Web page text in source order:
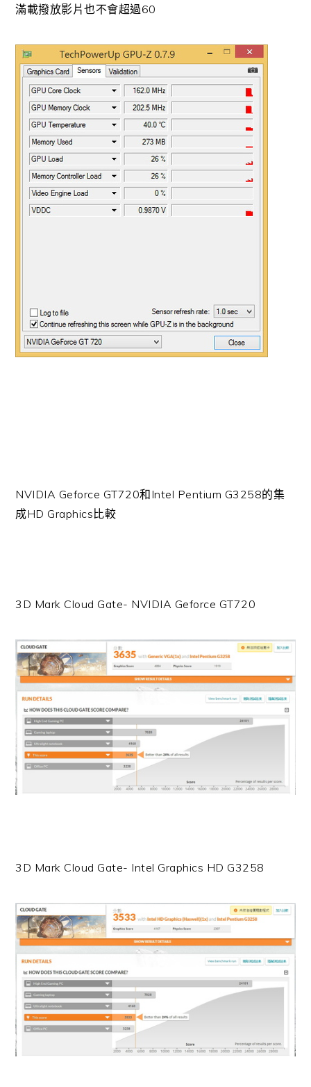
滿載撥放影片也不會超過60
NVIDIA Geforce GT720和Intel Pentium G3258的集
成HD Graphics比較
3D Mark Cloud Gate- NVIDIA Geforce GT720
3D Mark Cloud Gate- Intel Graphics HD G3258